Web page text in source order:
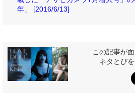
年」 [2016/6/13]
この記事が
ネタとぴ